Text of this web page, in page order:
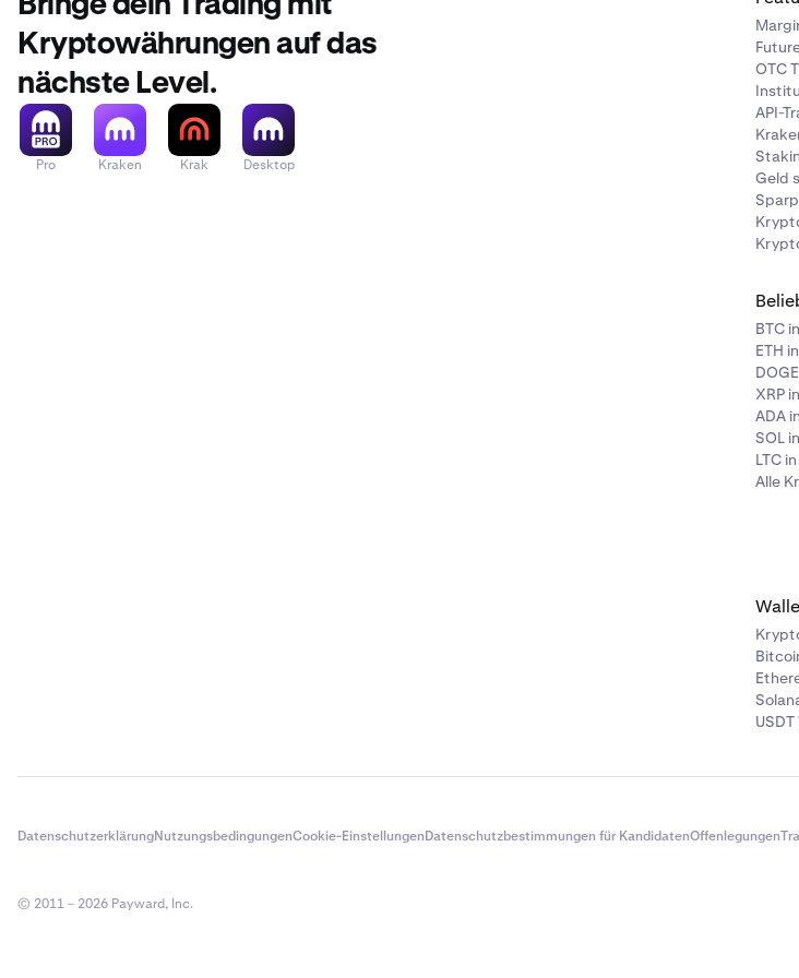
Kryptowährungen auf das
nächste Level.
Pro Kraken Krak Desktop
OTC
API-
Geld
BTC
ETH
XRP
ADA
SOL
LTC
Alle
DatenschutzerklärungNutzungsbedingungenCookie-EinstellungenDatenschutzbestimmungen für KandidatenOffenlegungen
© 2011 – 2026 Payward, Inc.